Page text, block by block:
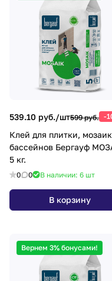
539.10 руб./шт599 руб. -
Клей для плитки,
бассейнов Бергауф
5 кг.
0 0 В наличии: 6 шт
В корзину
Вернем 3% бонусами!